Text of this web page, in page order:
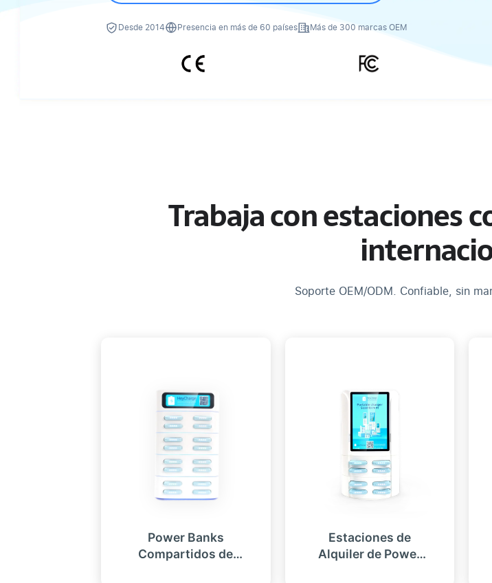
Desde 2014 Presencia en más de 60 países Más de 300 marcas OEM
Trabaja con estaciones
Soporte OEM/ODM. Confiable, sin
Power Banks
Compartidos de
Estaciones de
Alquiler de Power